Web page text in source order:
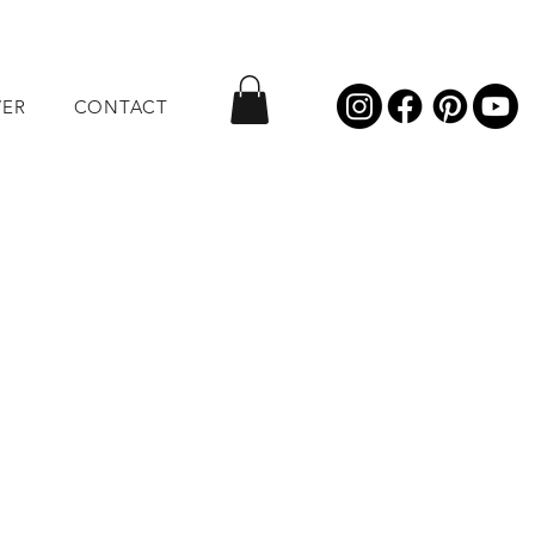
CONTACT